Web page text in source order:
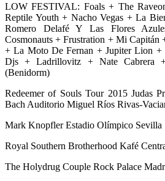
LOW FESTIVAL: Foals + The
Reptile Youth + Nacho Vegas + La
Romero Delafé Y Las Flores
Cosmonauts + Frustration + Mi
+ La Moto De Fernan + Jupiter Lion +
Djs + Ladrillovitz + Nate Cabrera
(Benidorm)
Redeemer of Souls Tour 2015 Judas
Bach Auditorio Miguel Ríos Rivas-
Mark Knopfler Estadio Olímpico Sevilla
Royal Southern Brotherhood Kafé
The Holydrug Couple Rock Palace